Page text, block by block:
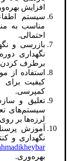
افزایش
سیستم
مناسب به
احتمالی.
بازرسی و
نگهداری
برطرف کردن
استفاده از
کیفیت برای
کمپرسی.
تعلیق و
سیستم‌های
لرزه‌ها بر
آموزش
نگهداری و
بهره‌وری.